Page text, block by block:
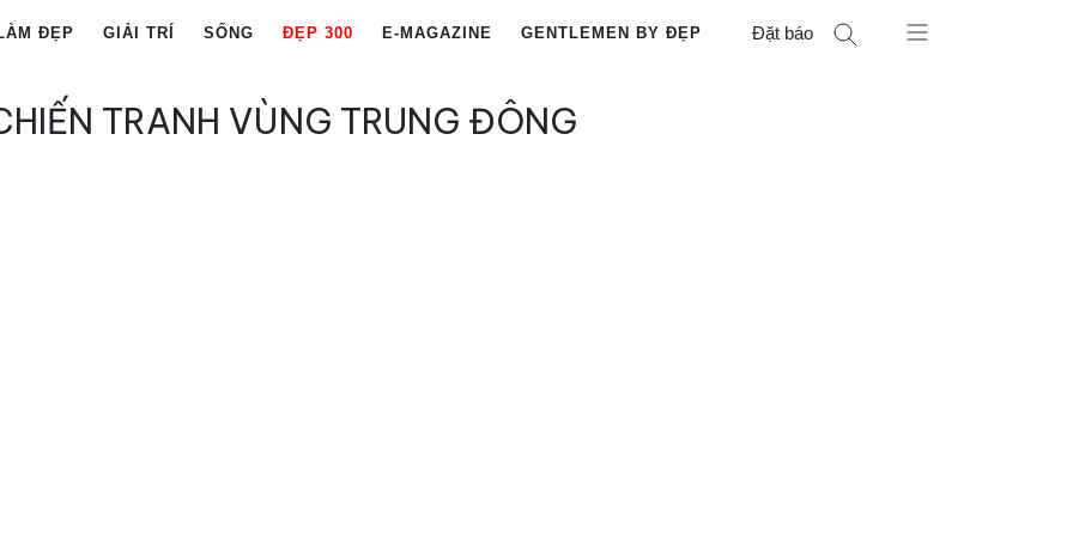
ĐẸP GIẢI TRÍ SỐNG ĐẸP 300 E-MAGAZINE GENTLEMEN BY ĐẸP Đặt báo
TRANH VÙNG TRUNG ĐÔNG